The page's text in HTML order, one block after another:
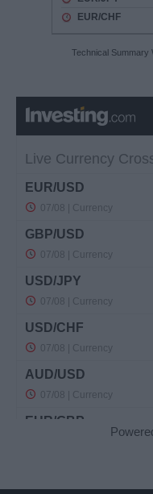
Technical Summary